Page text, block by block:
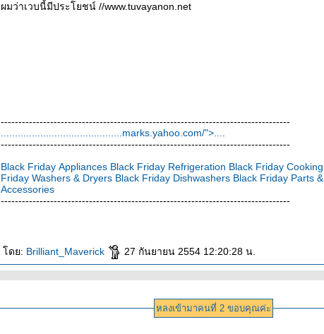
ผมว่าเวบนี้มีประโยชน์ //www.tuvayanon.net
----------------------------------------------------------------------------------
marks.yahoo.com/">.
----------------------------------------------------------------------------------
Black Friday Appliances Black Friday Refrigeration Black Friday Cooking
Friday Washers & Dryers Black Friday Dishwashers Black Friday Parts &
Accessories
----------------------------------------------------------------------------------
ดย: Brilliant_Maverick 27 กันยายน 2554 12:20:28 น.
หลงเข้ามาคนที่ 2 ขอบคุณค่ะ